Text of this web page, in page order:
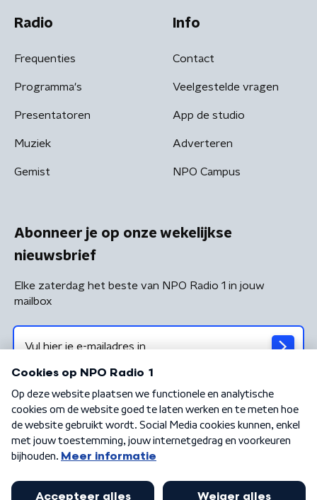
Radio
Frequenties
Programma's
Presentatoren
Muziek
Gemist
Info
Contact
Veelgestelde vragen
App de studio
Adverteren
NPO Campus
Abonneer je op onze wekelijkse
nieuwsbrief
Elke zaterdag het beste van NPO Radio 1 in jouw
mailbox
Algemene voorwaarden Privacybeleid